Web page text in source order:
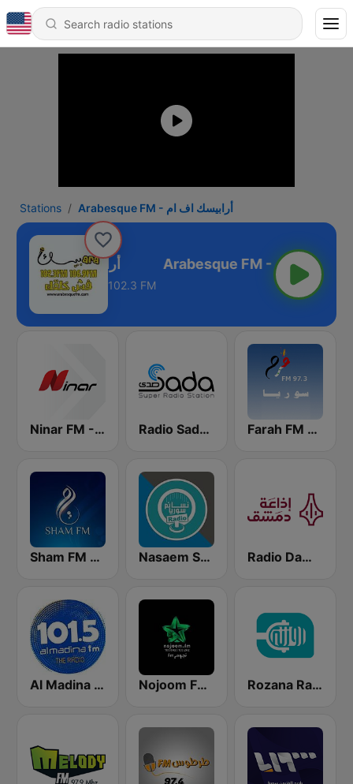
Stations Arabesque FM - أرابيسك اف ام
Arabesque FM - أرابيسك اف ام
102.3 FM
Ninar FM - نينار اف ام Radio Sada (راديو صدى) Farah FM - فرح إف إم
Sham FM - إذاعة شام إف إم Nasaem Syria Radio - راديو نسائم سوريا Radio Damascus - راديو دمشق
Al Madina FM - المدينة Nojoom FM Syria نجوم اف ام سوريا Rozana Radio